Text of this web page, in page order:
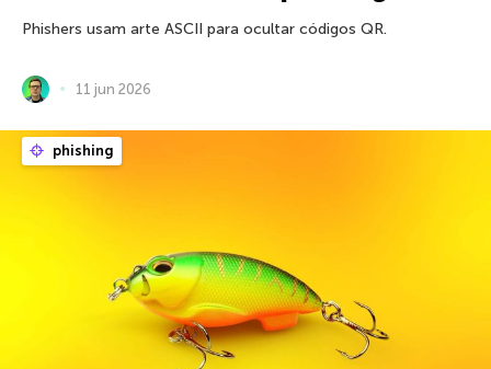
Phishers usam arte ASCII para ocultar códigos QR.
11 jun 2026
phishing